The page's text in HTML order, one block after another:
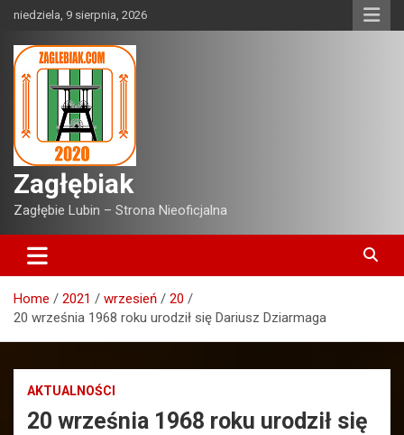
Skip
content
niedziela, 9 sierpnia, 2026
Zagłębiak
Zagłębie Lubin – Strona Nieoficjalna
Home 2021 wrzesień
20
20 września 1968 roku urodził się Dariusz Dziarmaga
AKTUALNOŚCI
20 września 1968 roku urodził się